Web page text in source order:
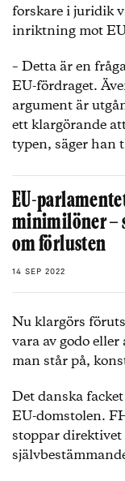
forskare i juridik
inriktning mot
– Detta är en
EU-fördraget.
argument är
ett klargörande
typen, säger han
EU-
minimilöner –
om förlusten
14 SEP 2022
Nu klargörs
vara av godo
man står på,
Det danska
EU-domstolen.
stoppar